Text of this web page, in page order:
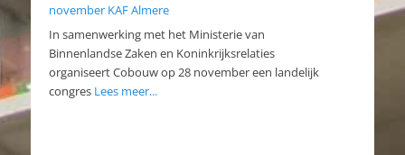
november KAF Almere
In samenwerking met het Ministerie van
Binnenlandse Zaken en Koninkrijksrelaties
organiseert Cobouw op 28 november een landelijk
congres Lees meer...